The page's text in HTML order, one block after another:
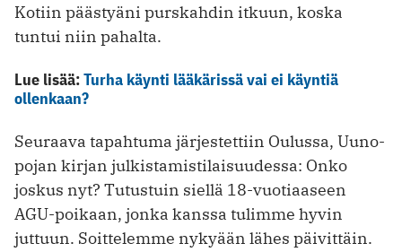
Kotiin päästyäni purskahdin itkuun, koska
tuntui niin pahalta.
Lue lisää:Turha käynti lääkärissä vai ei käyntiä
ollenkaan?
Seuraava tapahtuma järjestettiin ­Oulussa, Uuno-
pojan kirjan julkistamistilaisuudessa: Onko
joskus nyt? Tutustuin siellä 18-vuotiaaseen
AGU-poikaan, jonka kanssa tulimme hyvin
juttuun. Soittelemme nykyään lähes päivittäin.